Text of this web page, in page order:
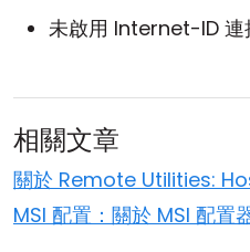
未啟用 Internet-ID 連
相關文章
關於 Remote Utilities:
MSI 配置：關於 MSI 配置